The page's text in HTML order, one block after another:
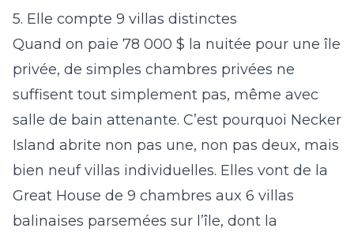
5. Elle compte 9 villas distinctes
Quand on paie 78 000 $ la nuitée pour une île
privée, de simples chambres privées ne
suffisent tout simplement pas, même avec
salle de bain attenante. C’est pourquoi Necker
Island abrite non pas une, non pas deux, mais
bien neufvillas individuelles. Elles vont de la
Great House de 9 chambres aux 6 villas
balinaises parsemées sur l’île, dont la